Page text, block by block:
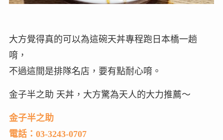
大方覺得真的可以為這碗天丼專程跑日本橋一趟
唷，
不過這間是排隊名店，要有點耐心唷。
金子半之助 天丼，大方驚為天人的大力推薦～
金子半之助
電話：03-3243-0707